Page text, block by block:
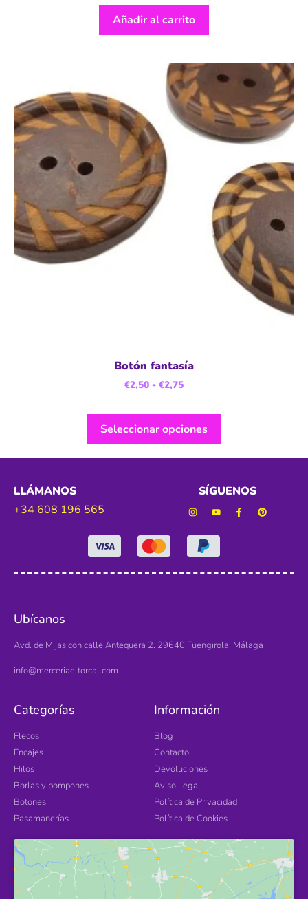
Añadir al carrito
Botón fantasía
€2,50 - €2,75
Seleccionar opciones
LLÁMANOS
+34 608 196 565
SÍGUENOS
Ubícanos
Avd. de Mijas con calle Antequera 2. 29640 Fuengirola, Málaga
info@merceriaeltorcal.com
Categorías
Flecos
Encajes
Hilos
Borlas y pompones
Botones
Pasamanerías
Información
Blog
Contacto
Devoluciones
Aviso Legal
Política de Privacidad
Política de Cookies